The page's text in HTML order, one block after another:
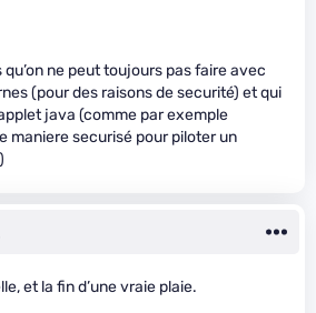
ne peut toujours pas faire avec
(pour des raisons de securité) et qui
java (comme par exemple
maniere securisé pour piloter un
et la fin d’une vraie plaie.